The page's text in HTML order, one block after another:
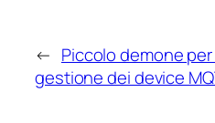
← Piccolo demone per
gestione dei device